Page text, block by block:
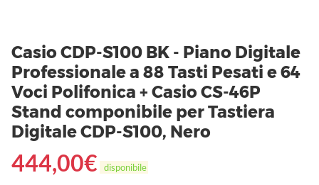
Casio CDP-S100 BK - Piano Digitale
Professionale a 88 Tasti Pesati e 64
Voci Polifonica + Casio CS-46P
Stand componibile per Tastiera
Digitale CDP-S100, Nero
444,00€ disponibile